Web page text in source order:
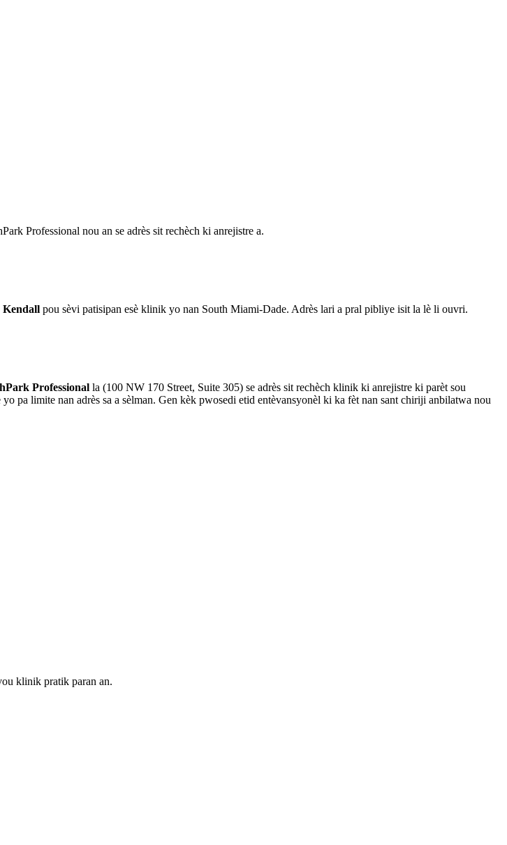
Professional nou an se adrès sit rechèch ki anrejistre a.
Kendall pou sèvi patisipan esè klinik yo nan South Miami-Dade. Adrès lari a pral pibliye isit la lè li ouvri.
Professional la (100 NW 170 Street, Suite 305) se adrès sit rechèch klinik ki anrejistre ki parèt sou
pa limite nan adrès sa a sèlman. Gen kèk pwosedi etid entèvansyonèl ki ka fèt nan sant chiriji anbilatwa nou
klinik pratik paran an.